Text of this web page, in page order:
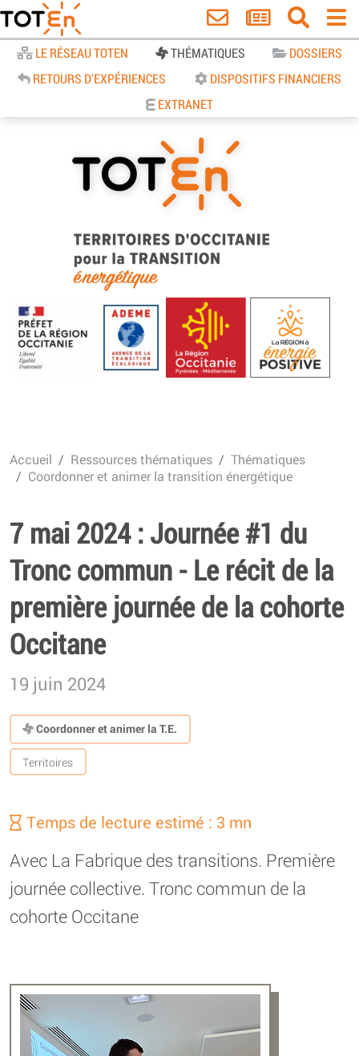
LE RÉSEAU TOTEN THÉMATIQUES
DOSSIERS
RETOURS D'EXPÉRIENCES
DISPOSITIFS FINANCIERS
EXTRANET
TOTEn Occitanie | Territoires
d’Occitanie pour la Transition
Energétique
Accueil Ressources thématiques
Thématiques
Coordonner et animer la transition énergétique
7 mai 2024 : Journée #1 du
Tronc commun - Le récit de la
première journée de la cohorte
Occitane
19 juin 2024
Coordonner et animer la T.E.
Territoires
Temps de lecture estimé : 3 mn
Avec La Fabrique des transitions. Première
journée collective. Tronc commun de la
cohorte Occitane